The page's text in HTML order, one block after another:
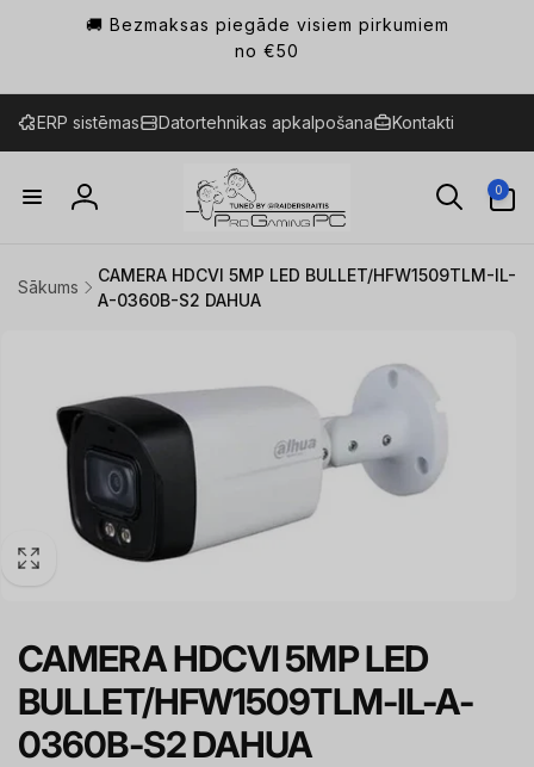
🚚 Bezmaksas piegāde visiem pirkumiem
no €50
ERP sistēmas Datortehnikas apkalpošana Kontakti
Ienākt
0
preces
Sākums
CAMERA HDCVI 5MP LED BULLET/HFW1509TLM-IL-
A-0360B-S2 DAHUA
CAMERA HDCVI 5MP LED
BULLET/HFW1509TLM-IL-A-
0360B-S2 DAHUA